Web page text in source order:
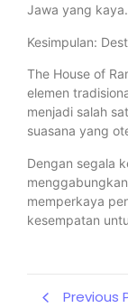
Jawa yang kaya.
Kesimpulan:
The House of
elemen
menjadi salah
suasana yang
Dengan segala
memperkaya
kesempatan
Previous